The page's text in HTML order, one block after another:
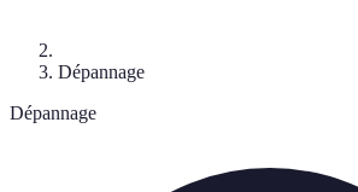
Dépannage
Dépannage